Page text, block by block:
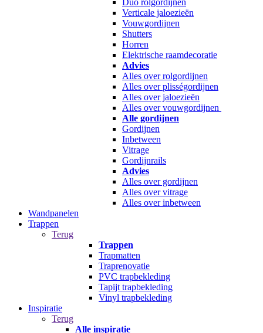
Duo rolgordijnen
Verticale jaloezieën
Vouwgordijnen
Shutters
Horren
Elektrische raamdecoratie
Advies
Alles over rolgordijnen
Alles over plisségordijnen
Alles over jaloezieën
Alles over vouwgordijnen
Alle gordijnen
Gordijnen
Inbetween
Vitrage
Gordijnrails
Advies
Alles over gordijnen
Alles over vitrage
Alles over inbetween
Wandpanelen
Trappen
Terug
Trappen
Trapmatten
Traprenovatie
PVC trapbekleding
Tapijt trapbekleding
Vinyl trapbekleding
Inspiratie
Terug
Alle inspiratie